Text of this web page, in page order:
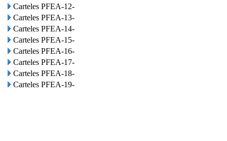
Carteles PFEA-12-
Carteles PFEA-13-
Carteles PFEA-14-
Carteles PFEA-15-
Carteles PFEA-16-
Carteles PFEA-17-
Carteles PFEA-18-
Carteles PFEA-19-